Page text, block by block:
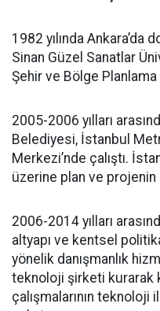
1982 yılında Ankara’da
Sinan Güzel Sanatlar
Şehir ve Bölge
2005-2006 yılları
Belediyesi, İstanbul
Merkezi’nde çalıştı.
üzerine plan ve
2006-2014 yılları
altyapı ve kentsel
yönelik danışmanlık
teknoloji şirketi kurarak
çalışmalarının